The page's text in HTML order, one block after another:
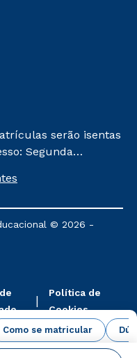
Como se matricular
serão isentas
Segunda
será de R$
cursos: Ensino
e Metodologia
Atuais.
© 2026 -
Política de
Cookies